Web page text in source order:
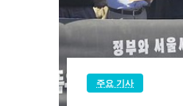
주요 기사